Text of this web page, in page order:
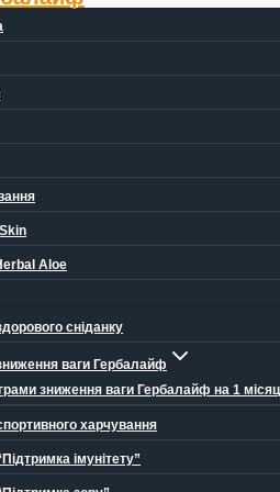
Aloe
сніданку
ваги Гербалайф
зниження ваги Гербалайф на 1
харчування
імунітету”